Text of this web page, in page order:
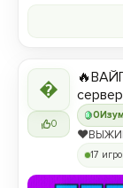

0
0
17